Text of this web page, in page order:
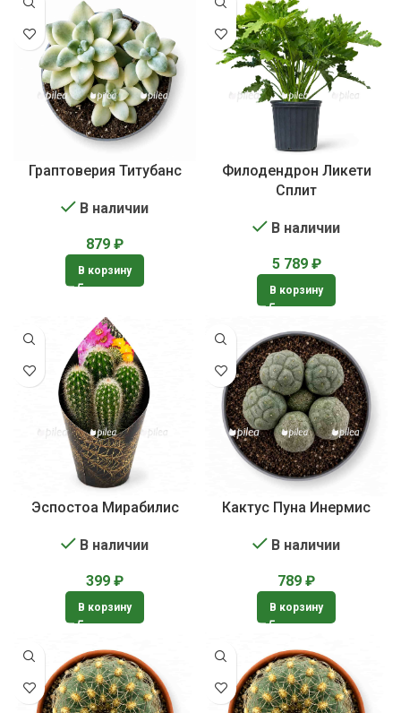
Граптоверия Титубанс
В наличии
879 ₽
В корзину
Филодендрон Ликети
Сплит
В наличии
5 789 ₽
В корзину
Эспостоа Мирабилис
В наличии
399 ₽
В корзину
Кактус Пуна Инермис
В наличии
789 ₽
В корзину